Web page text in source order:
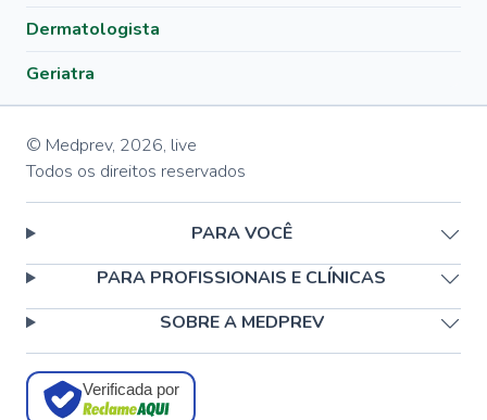
Dermatologista
Geriatra
© Medprev, 2026, live
Todos os direitos reservados
PARA VOCÊ
PARA PROFISSIONAIS E CLÍNICAS
SOBRE A MEDPREV
Verificada por